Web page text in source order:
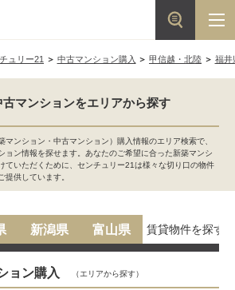
ュリー21 中古マンション購入 甲信越・北陸 福井
マンションをエリアから探す
マンション・中古マンション）購入情報のエリア検索で、
ョン情報を探せます。あなたのご希望に合った新築マンシ
ていただくために、センチュリー21は様々な切り口の物件
提供しています。
新潟県 富山県 賃貸物件を探す
ョン購入 （エリアから探す）